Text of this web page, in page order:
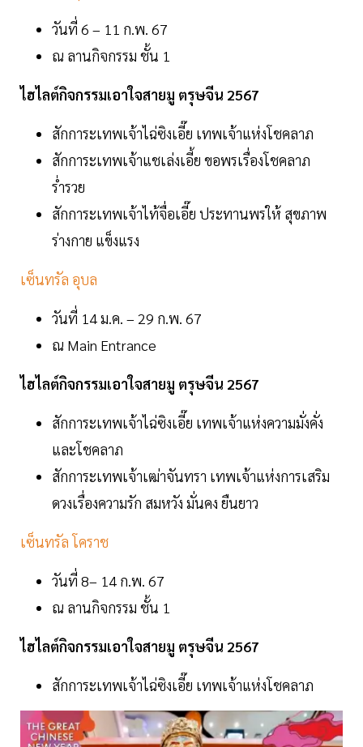
วันที่ 6 – 11 ก.พ. 67
ณ ลานกิจกรรม ชั้น 1
ไฮไลต์กิจกรรมเอาใจสายมู ตรุษจีน 2567
สักการะเทพเจ้าไฉ่ซิงเอี๊ย เทพเจ้าแห่งโชคลาภ
สักการะเทพเจ้าแชเล่งเอี้ย ขอพรเรื่องโชคลาภ
ร่ำรวย
สักการะเทพเจ้าไท้จื่อเอี๊ย ประทานพรให้ สุขภาพ
ร่างกาย แข็งแรง
เซ็นทรัล อุบล
วันที่ 14 ม.ค. – 29 ก.พ. 67
ณ Main Entrance
ไฮไลต์กิจกรรมเอาใจสายมู ตรุษจีน 2567
สักการะเทพเจ้าไฉ่ซิงเอี๊ย เทพเจ้าแห่งความมั่งคั่ง
และโชคลาภ
สักการะเทพเจ้าเฒ่าจันทรา เทพเจ้าแห่งการเสริม
ดวงเรื่องความรัก สมหวัง มั่นคง ยืนยาว
เซ็นทรัล โคราช
วันที่ 8– 14 ก.พ. 67
ณ ลานกิจกรรม ชั้น 1
ไฮไลต์กิจกรรมเอาใจสายมู ตรุษจีน 2567
สักการะเทพเจ้าไฉ่ซิงเอี๊ย เทพเจ้าแห่งโชคลาภ